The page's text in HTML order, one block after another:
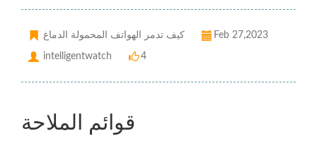
كيف تدمر الهواتف المحمولة الدماغ Feb 27,2023
intelligentwatch 4
قوائم الملاحة